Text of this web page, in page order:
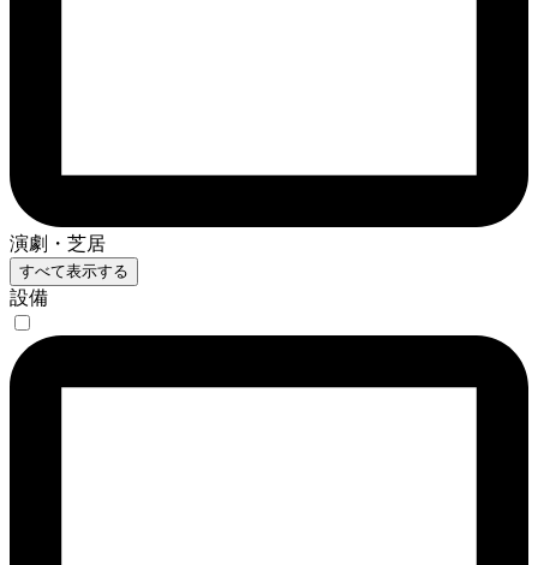
演劇・芝居
すべて表示する
設備